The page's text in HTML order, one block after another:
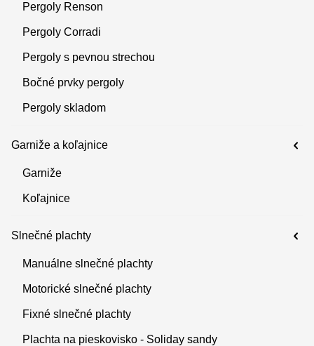
Pergoly Renson
Pergoly Corradi
Pergoly s pevnou strechou
Bočné prvky pergoly
Pergoly skladom
Garniže a koľajnice
Garniže
Koľajnice
Slnečné plachty
Manuálne slnečné plachty
Motorické slnečné plachty
Fixné slnečné plachty
Plachta na pieskovisko - Soliday sandy